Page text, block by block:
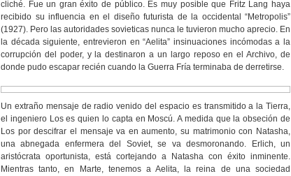
cliché. Fue un gran éxito de público. Es muy posible que Fritz Lang haya
recibido su influencia en el diseño futurista de la occidental “Metropolis”
(1927). Pero las autoridades sovieticas nunca le tuvieron mucho aprecio. En
la década siguiente, entrevieron en “Aelita” insinuaciones incómodas a la
corrupción del poder, y la destinaron a un largo reposo en el Archivo, de
donde pudo escapar recién cuando la Guerra Fría terminaba de derretirse.
Un extraño mensaje de radio venido del espacio es transmitido a la Tierra,
el ingeniero Los es quien lo capta en Moscú. A medida que la obseción de
Los por descifrar el mensaje va en aumento, su matrimonio con Natasha,
una abnegada enfermera del Soviet, se va desmoronando. Erlich, un
aristócrata oportunista, está cortejando a Natasha con éxito inminente.
Mientras tanto, en Marte, tenemos a Aelita, la reina de una sociedad